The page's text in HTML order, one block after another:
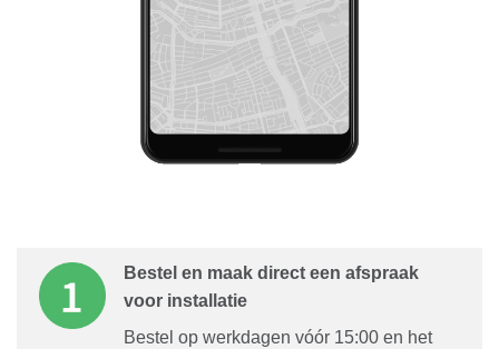
Bestel en maak direct een afspraak
voor installatie
Bestel op werkdagen vóór 15:00 en het